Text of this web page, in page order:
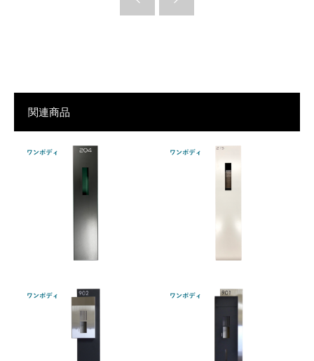
関連商品